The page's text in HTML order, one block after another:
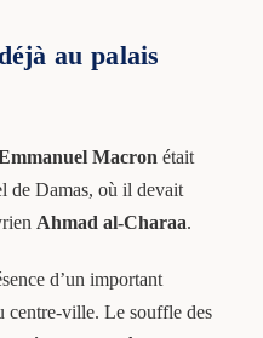
au palais
Macron était
de Damas, où il devait
Ahmad al-Charaa.
d’un important
centre-ville. Le souffle des